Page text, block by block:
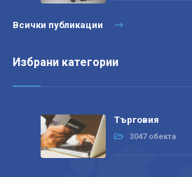
Всички публикации
Избрани категории
Търговия
3047 обекта